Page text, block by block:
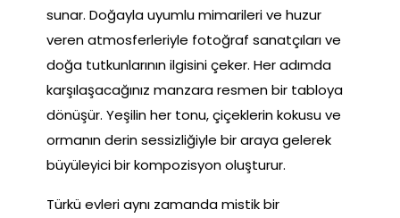
sunar. Doğayla uyumlu mimarileri ve huzur
veren atmosferleriyle fotoğraf sanatçıları ve
doğa tutkunlarının ilgisini çeker. Her adımda
karşılaşacağınız manzara resmen bir tabloya
dönüşür. Yeşilin her tonu, çiçeklerin kokusu ve
ormanın derin sessizliğiyle bir araya gelerek
büyüleyici bir kompozisyon oluşturur.
Türkü evleri aynı zamanda mistik bir